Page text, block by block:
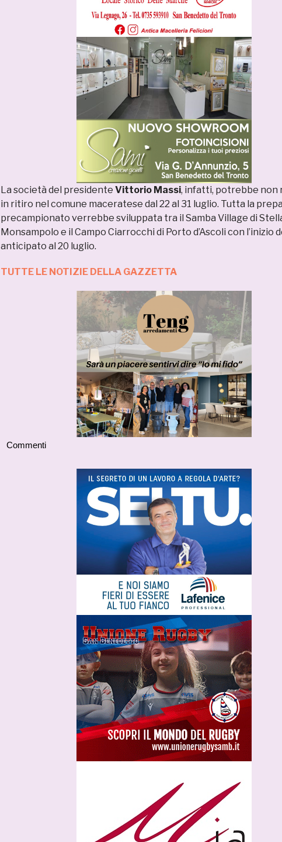
La società del presidente Vittorio Massi, infatti, potrebbe non
in ritiro nel comune maceratese dal 22 al 31 luglio. Tutta la
precampionato verrebbe sviluppata tra il Samba Village di
Monsampolo e il Campo Ciarrocchi di Porto d’Ascoli con l’inizio
anticipato al 20 luglio.
TUTTE LE NOTIZIE DELLA GAZZETTA
Commenti